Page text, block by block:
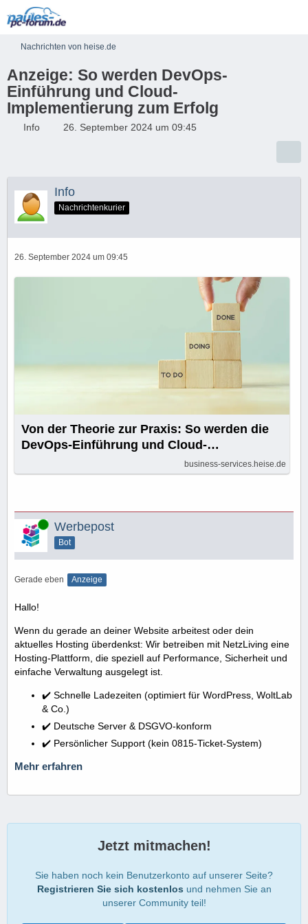
Nachrichten von heise.de
Anzeige: So werden DevOps-
Einführung und Cloud-
Implementierung zum Erfolg
Info 26. September 2024 um 09:45
Info
Nachrichtenkurier
26. September 2024 um 09:45
Von der Theorie zur Praxis: So werden die
DevOps-Einführung und Cloud-
Implementierung zum Erfolgbusiness-services.heise.de
Online Werbepost
Bot
Gerade eben Anzeige
Hallo!
Wenn du gerade an deiner Website arbeitest oder dein
aktuelles Hosting überdenkst: Wir betreiben mit NetzLiving eine
Hosting-Plattform, die speziell auf Performance, Sicherheit und
einfache Verwaltung ausgelegt ist.
✔️ Schnelle Ladezeiten (optimiert für WordPress, WoltLab
& Co.)
✔️ Deutsche Server & DSGVO-konform
✔️ Persönlicher Support (kein 0815-Ticket-System)
Mehr erfahren
Jetzt mitmachen!
Sie haben noch kein Benutzerkonto auf unserer Seite?
Registrieren Sie sich kostenlos und nehmen Sie an
unserer Community teil!